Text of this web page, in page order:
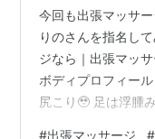
今回も出張マッサ
りのさんを指名し
ジなら｜出張マッ
ボディプロフィー
尻こり🥹 足は浮腫
#出張マッサージ #